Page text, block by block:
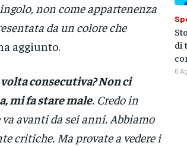
non come appartenenza
da un colore che
aggiunto.
consecutiva? Non ci
mi fa stare male. Credo in
avanti da sei anni. Abbiamo
critiche. Ma provate a vedere i
di
6